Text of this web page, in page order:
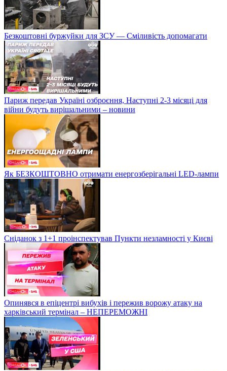
Безкоштовні буржуйки для ЗСУ — Сміливість допомагати
Париж передав Україні озброєння, Наступні 2-3 місяці для
війни будуть вирішальними – новини
Як БЕЗКОШТОВНО отримати енергозберігальні LED-лампи
Сніданок з 1+1 проінспектував Пункти незламності у Києві
Опинявся в епіцентрі вибухів і пережив ворожу атаку на
харківський термінал – НЕПЕРЕМОЖНІ